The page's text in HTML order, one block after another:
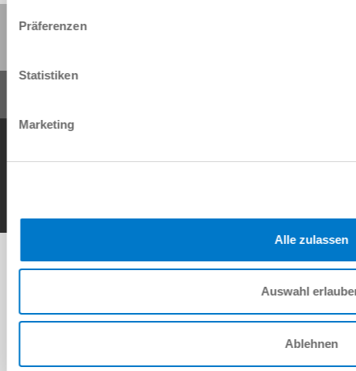
Präferenzen
Statistiken
Marketing
Alle zulassen
Auswahl
Ablehnen